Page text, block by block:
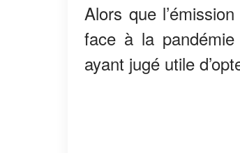
Alors que
face à la
ayant jugé utile